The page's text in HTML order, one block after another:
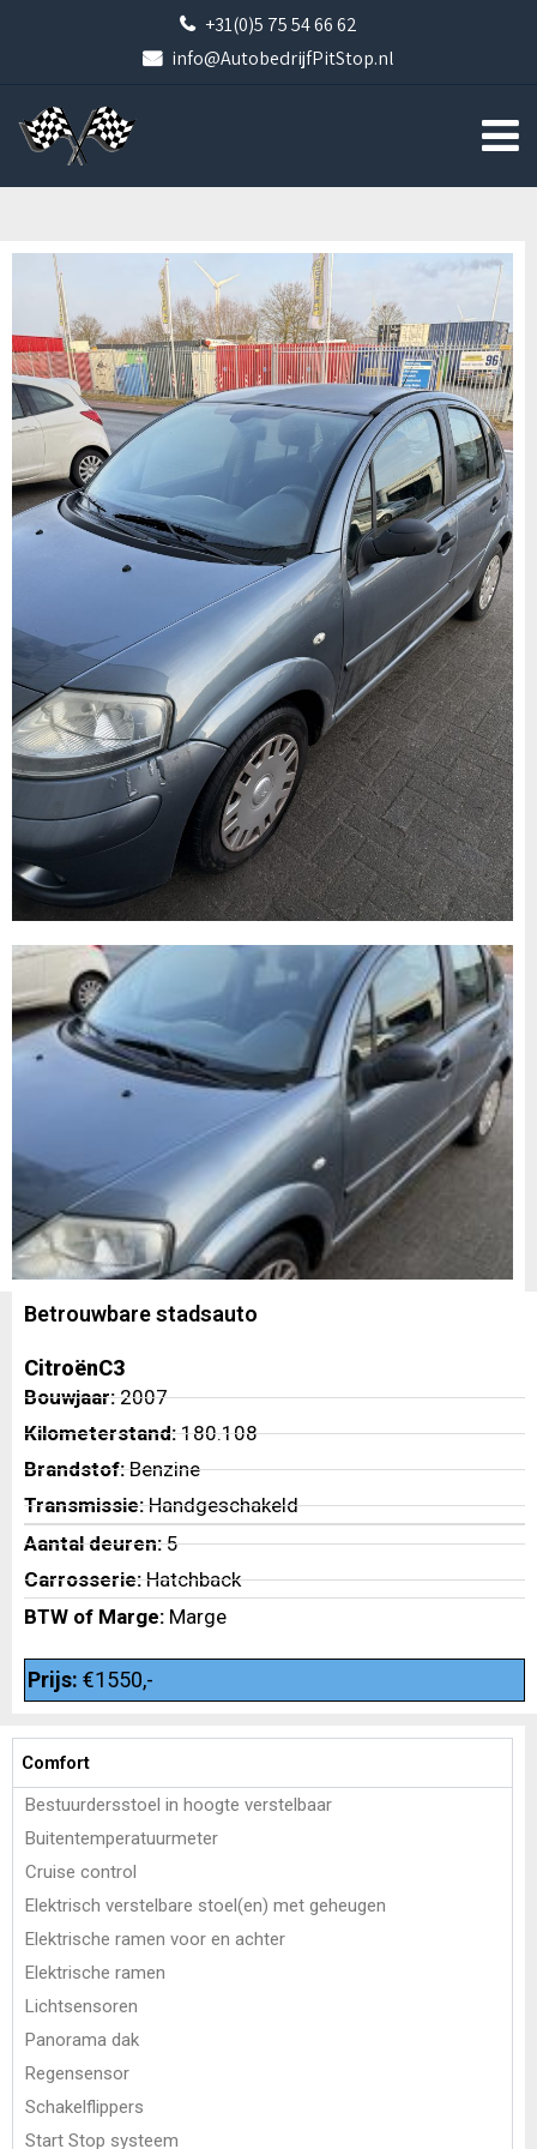
+31(0)5 75 54 66 62
info@AutobedrijfPitStop.nl
Betrouwbare stadsauto
CitroënC3
Bouwjaar:2007
Kilometerstand:180.108
Brandstof:Benzine
Transmissie:Handgeschakeld
Aantal deuren:5
Carrosserie:Hatchback
BTW of Marge: Marge
Prijs: €1550,-
Comfort
Bestuurdersstoel in hoogte verstelbaar
Buitentemperatuurmeter
Cruise control
Elektrisch verstelbare stoel(en) met geheugen
Elektrische ramen voor en achter
Elektrische ramen
Lichtsensoren
Panorama dak
Regensensor
Schakelflippers
Start Stop systeem